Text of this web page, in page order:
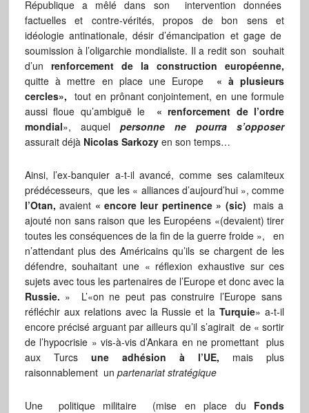
République a mêlé dans son intervention données
factuelles et contre-vérités, propos de bon sens et
idéologie antinationale, désir d’émancipation et gage de
soumission à l’oligarchie mondialiste. Il a redit son souhait
d’un renforcement de la construction européenne,
quitte à mettre en place une Europe « à plusieurs
cercles»,tout en prônant conjointement, en une formule
aussi floue qu’ambiguë le «renforcement de l’ordre
mondial», auquel personne ne pourra s’opposer
assurait déjà Nicolas Sarkozyen son temps…
Ainsi, l’ex-banquier a-t-il avancé, comme ses calamiteux
prédécesseurs, que les « alliances d’aujourd’hui », comme
l’Otan, avaient « encore leur pertinence » (sic) mais a
ajouté non sans raison que les Européens «(devaient) tirer
toutes les conséquences de la fin de la guerre froide », en
n’attendant plus des Américains qu’ils se chargent de les
défendre, souhaitant une « réflexion exhaustive sur ces
sujets avec tous les partenaires de l’Europe et donc avec la
Russie. » L’«on ne peut pas construire l’Europe sans
réfléchir aux relations avec la Russie et laTurquie» a-t-il
encore précisé arguant par ailleurs qu’il s’agirait de « sortir
de l’hypocrisie » vis-à-vis d’Ankara en ne promettant plus
aux Turcs une adhésion à l’UE, mais plus
raisonnablement un partenariat stratégique
Une politique militaire (mise en place du Fonds